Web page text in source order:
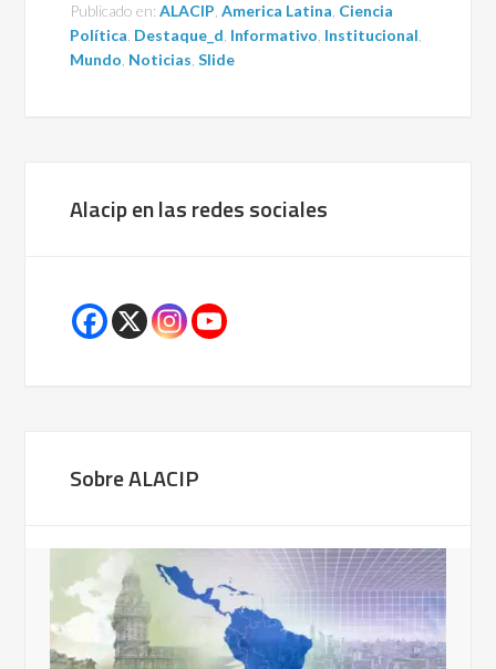
Publicado en:ALACIP ,America Latina Ciencia
Política Destaque_d Informativo Institucional
Mundo Noticias ,Slide
Alacip en las redes sociales
Sobre ALACIP